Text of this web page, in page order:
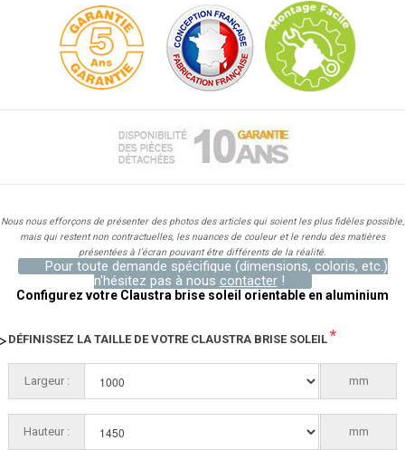
Nous nous efforçons de présenter des photos des articles qui soient les plus fidèles possible,
mais qui restent non contractuelles, les nuances de couleur et le rendu des matières
présentées à l’écran pouvant être différents de la réalité.
Pour toute demande spécifique (dimensions, coloris, etc.)
n'hésitez pas à nous contacter!
Configurez votre Claustra brise soleil orientable en aluminium
DÉFINISSEZ LA TAILLE DE VOTRE CLAUSTRA BRISE SOLEIL *
Largeur : mm
Hauteur : mm